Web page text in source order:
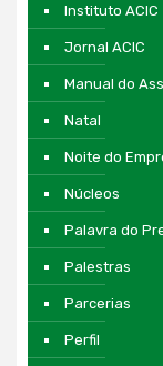
Instituto ACIC
Jornal ACIC
Manual do
Natal
Noite do
Núcleos
Palavra do
Palestras
Parcerias
Perfil